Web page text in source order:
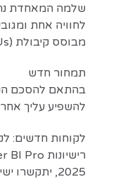
שלמה המאחדת
לחוויה אחת
מבוסס קיבולת (F SKUs).
תמחור חדש
בהתאם להסכם
להשפיע עליך
לקוחות חדשים:
2025, יתקשרו ישירות במחירים החדשים.